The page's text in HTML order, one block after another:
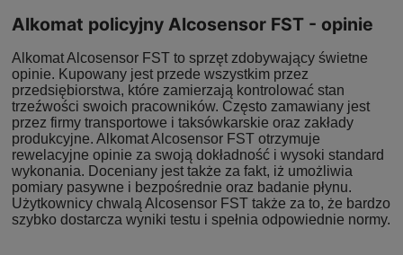
Alkomat policyjny Alcosensor FST - opinie
Alkomat Alcosensor FST to sprzęt zdobywający świetne
opinie. Kupowany jest przede wszystkim przez
przedsiębiorstwa, które zamierzają kontrolować stan
trzeźwości swoich pracowników. Często zamawiany jest
przez firmy transportowe i taksówkarskie oraz zakłady
produkcyjne. Alkomat Alcosensor FST otrzymuje
rewelacyjne opinie za swoją dokładność i wysoki standard
wykonania. Doceniany jest także za fakt, iż umożliwia
pomiary pasywne i bezpośrednie oraz badanie płynu.
Użytkownicy chwalą Alcosensor FST także za to, że bardzo
szybko dostarcza wyniki testu i spełnia odpowiednie normy.